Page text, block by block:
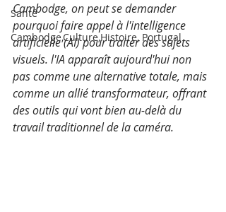
Santé
Cambodge,Culture,Histoire, Portugal
Cambodge, on peut se demander
pourquoi faire appel à l'intelligence
artificielle (AI) pour traiter des sujets
visuels. l'IA apparaît aujourd'hui non
pas comme une alternative totale, mais
comme un allié transformateur, offrant
des outils qui vont bien au-delà du
travail traditionnel de la caméra.